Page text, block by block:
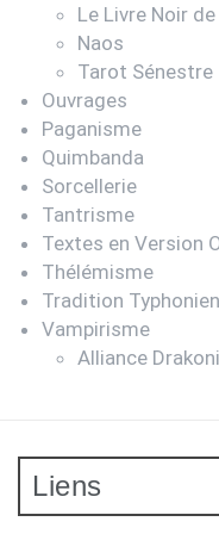
Le Livre Noir
Naos
Tarot Sénestre
Ouvrages
Paganisme
Quimbanda
Sorcellerie
Tantrisme
Textes en Version
Thélémisme
Tradition
Vampirisme
Alliance
Liens